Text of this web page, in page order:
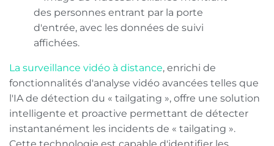
La surveillance vidéo à distance, enrichi de
fonctionnalités d'analyse vidéo avancées telles que
l'IA de détection du « tailgating », offre une solution
intelligente et proactive permettant de détecter
instantanément les incidents de « tailgating ».